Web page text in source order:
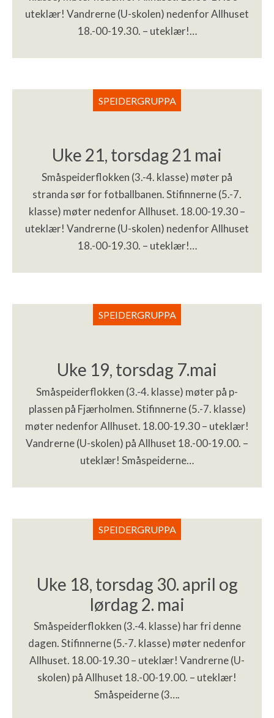
uteklær! Vandrerne (U-skolen) nedenfor Allhuset
18.-00-19.30. – uteklær!…
Uke 21, torsdag 21 mai
Småspeiderflokken (3.-4. klasse) møter på
stranda sør for fotballbanen. Stifinnerne (5.-7.
klasse) møter nedenfor Allhuset. 18.00-19.30 –
uteklær! Vandrerne (U-skolen) nedenfor Allhuset
18.-00-19.30. – uteklær!…
SPEIDERGRUPPA
Uke 19, torsdag 7.mai
Småspeiderflokken (3.-4. klasse) møter på p-
plassen på Fjærholmen. Stifinnerne (5.-7. klasse)
møter nedenfor Allhuset. 18.00-19.30 – uteklær!
Vandrerne (U-skolen) på Allhuset 18.-00-19.00. –
uteklær! Småspeiderne…
SPEIDERGRUPPA
Uke 18, torsdag 30. april og
lørdag 2. mai
Småspeiderflokken (3.-4. klasse) har fri denne
dagen. Stifinnerne (5.-7. klasse) møter nedenfor
Allhuset. 18.00-19.30 – uteklær! Vandrerne (U-
skolen) på Allhuset 18.-00-19.00. – uteklær!
Småspeiderne (3….
SPEIDERGRUPPA